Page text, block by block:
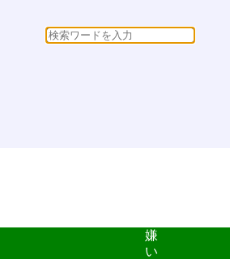
嫌
い